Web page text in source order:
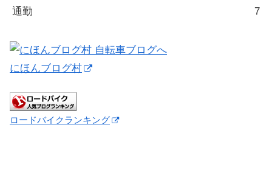
通勤 7
にほんブログ村
ロードバイクランキング